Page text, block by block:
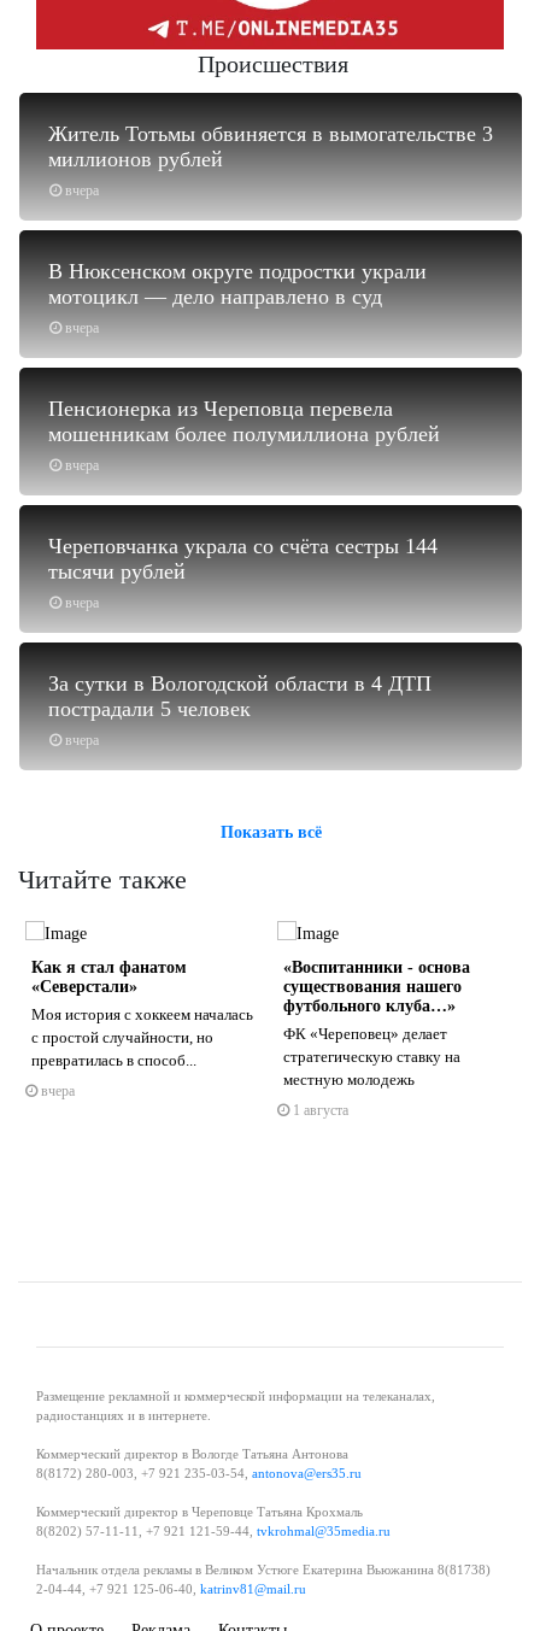
Происшествия
вчера
Житель Тотьмы обвиняется в вымогательстве 3
миллионов рублей
вчера
В Нюксенском округе подростки украли
мотоцикл — дело направлено в суд
вчера
Пенсионерка из Череповца перевела
мошенникам более полумиллиона рублей
вчера
Череповчанка украла со счёта сестры 144
тысячи рублей
вчера
За сутки в Вологодской области в 4 ДТП
пострадали 5 человек
Показать всё
Читайте также
Как я стал фанатом
«Северстали»
Моя история с хоккеем началась
с простой случайности, но
превратилась в способ...
вчера
«Воспитанники - основа
существования нашего
футбольного клуба…»
ФК «Череповец» делает
стратегическую ставку на
местную молодежь
1 августа
Размещение рекламной и коммерческой информации на телеканалах,
радиостанциях и в интернете.
Коммерческий директор в Вологде Татьяна Антонова
8(8172) 280-003, +7 921 235-03-54, antonova@ers35.ru
Коммерческий директор в Череповце Татьяна Крохмаль
8(8202) 57-11-11, +7 921 121-59-44, tvkrohmal@35media.ru
Начальник отдела рекламы в Великом Устюге Екатерина Вьюжанина 8(81738)
2-04-44, +7 921 125-06-40, katrinv81@mail.ru